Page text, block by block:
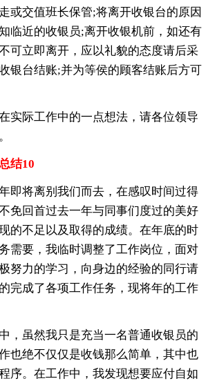
或交值班长保管;将离开收银台的原因
临近的收银员;离开收银机前，如还有
可立即离开，应以礼貌的态度请后采
银台结账;并为等侯的顾客结账后方可
际工作中的一点想法，请各位领导
结10
将离别我们而去，在感叹时间过得
免回首过去一年与同事们度过的美好
的不足以及取得的成绩。在年底的时
需要，我临时调整了工作岗位，面对
努力的学习，向身边的经验的同行请
完成了各项工作任务，现将年的工作
虽然我只是充当一名普通收银员的
也绝不仅仅是收钱那么简单，其中也
序。在工作中，我发现想要应付自如